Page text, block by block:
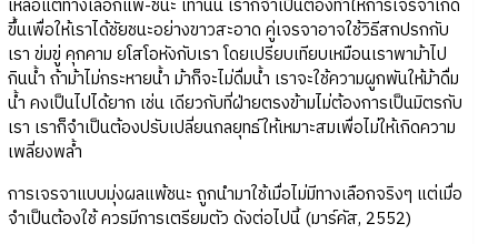
เหลือแต่ทางเลือกแพ้-ชนะ เท่านั้น เราก็จำเป็นต้องทำให้การเจรจาเกิด
ขึ้นเพื่อให้เราได้ชัยชนะอย่างขาวสะอาด คู่เจรจาอาจใช้วิธีสกปรกกับ
เรา ข่มขู่ คุกคาม ยโสโอหังกับเรา โดยเปรียบเทียบเหมือนเราพาม้าไป
กินน้ำ ถ้าม้าไม่กระหายน้ำ ม้าก็จะไม่ดื่มน้ำ เราจะใช้ความผูกพันให้ม้าดื่ม
น้ำ คงเป็นไปได้ยาก เช่น เดียวกับที่ฝ่ายตรงข้ามไม่ต้องการเป็นมิตรกับ
เรา เราก็จำเป็นต้องปรับเปลี่ยนกลยุทธ์ให้เหมาะสมเพื่อไม่ให้เกิดความ
เพลี่ยงพล้ำ
การเจรจาแบบมุ่งผลแพ้ชนะ ถูกนำมาใช้เมื่อไม่มีทางเลือกจริงๆ แต่เมื่อ
จำเป็นต้องใช้ ควรมีการเตรียมตัว ดังต่อไปนี้ (มาร์คัส, 2552)